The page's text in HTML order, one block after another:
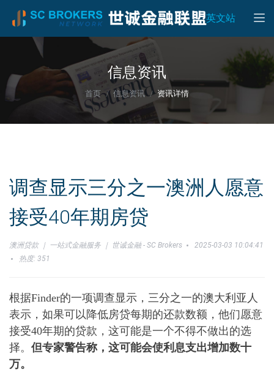
英文站
信息资讯
首页 信息资讯 资讯详情
调查显示三分之一澳洲人愿意
接受40年期房贷
澳洲贷款 ｜ 一站式金融服务 ｜ 世诚金融 - SC Brokers
2025-03-03 10:04:41
热度: 351
根据Finder的一项调查显示，三分之一的澳大利亚人
表示，如果可以降低房贷每期的还款数额，他们愿意
接受40年期的贷款，这可能是一个不得不做出的选
择。 但专家警告称，这可能会使利息支出增加数十
万。